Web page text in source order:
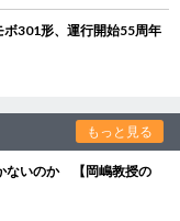
301形、運行開始55周年
もっと見る
ないのか 【岡嶋教授の